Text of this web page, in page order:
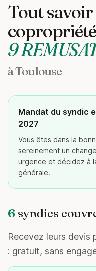
Tout
copropriété
9
à Toulouse
Mandat du syndic
2027
Vous êtes dans la
sereinement un
urgence et décidez à
générale.
6 syndics
Recevez leurs devis
: gratuit, sans